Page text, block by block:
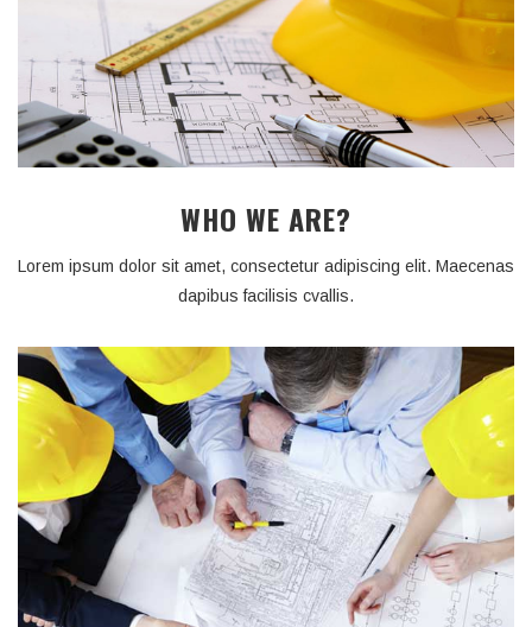
WHO WE ARE?
Lorem ipsum dolor sit amet, consectetur adipiscing elit. Maecenas
dapibus facilisis cvallis.